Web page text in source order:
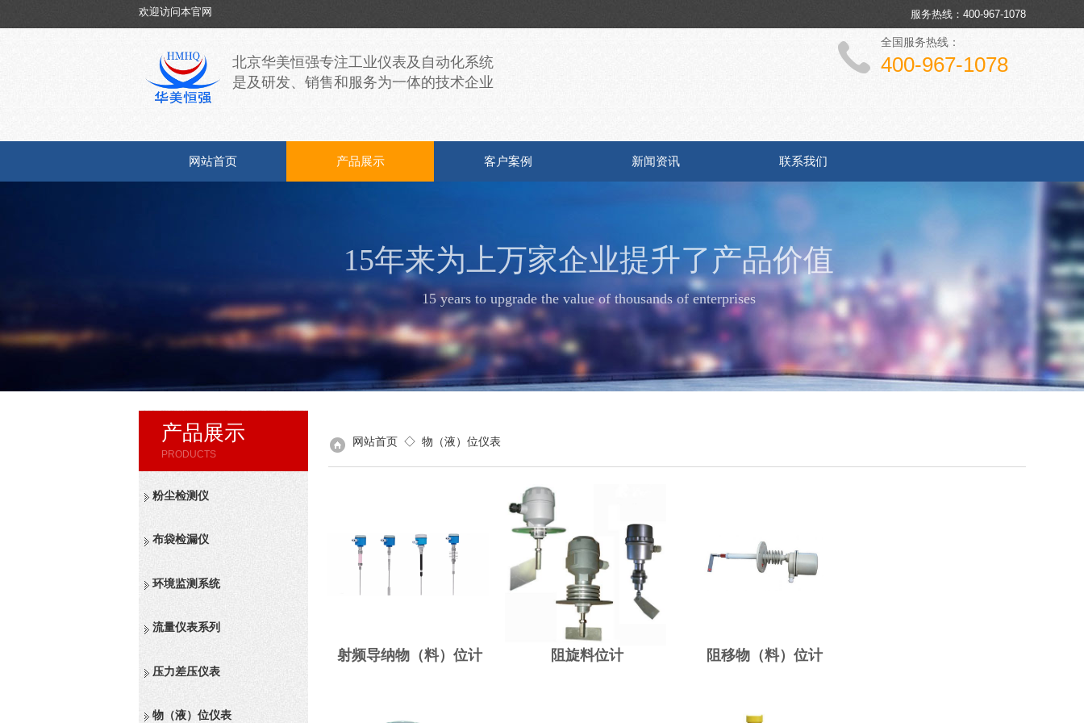
欢迎访问本官网 服务热线：400-967-1078
北京华美恒强专注工业仪表及自动化系统
是及研发、销售和服务为一体的技术企业
全国服务热线：
400-967-1078
网站首页 产品展示 客户案例 新闻资讯 联系我们
15年来为上万家企业提升了产品价值
15 years to upgrade the value of thousands of enterprises
产品展示
PRODUCTS
粉尘检测仪
布袋检漏仪
环境监测系统
流量仪表系列
压力差压仪表
物（液）位仪表
5年来为上万家企业提升了产品价值
网站首页 ◇ 物（液）位仪表
射频导纳物（料）位计 阻旋料位计 阻移物（料）位计